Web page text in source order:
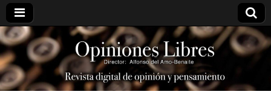
opinioneslibres